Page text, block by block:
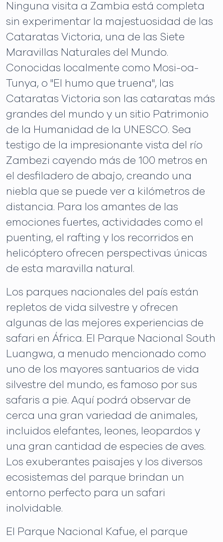
Ninguna visita a Zambia está completa
sin experimentar la majestuosidad de las
Cataratas Victoria, una de las Siete
Maravillas Naturales del Mundo.
Conocidas localmente como Mosi-oa-
Tunya, o "El humo que truena", las
Cataratas Victoria son las cataratas más
grandes del mundo y un sitio Patrimonio
de la Humanidad de la UNESCO. Sea
testigo de la impresionante vista del río
Zambezi cayendo más de 100 metros en
el desfiladero de abajo, creando una
niebla que se puede ver a kilómetros de
distancia. Para los amantes de las
emociones fuertes, actividades como el
puenting, el rafting y los recorridos en
helicóptero ofrecen perspectivas únicas
de esta maravilla natural.
Los parques nacionales del país están
repletos de vida silvestre y ofrecen
algunas de las mejores experiencias de
safari en África. El Parque Nacional South
Luangwa, a menudo mencionado como
uno de los mayores santuarios de vida
silvestre del mundo, es famoso por sus
safaris a pie. Aquí podrá observar de
cerca una gran variedad de animales,
incluidos elefantes, leones, leopardos y
una gran cantidad de especies de aves.
Los exuberantes paisajes y los diversos
ecosistemas del parque brindan un
entorno perfecto para un safari
inolvidable.
El Parque Nacional Kafue, el parque